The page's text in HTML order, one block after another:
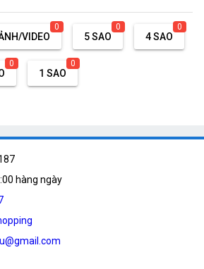
VIDEO
0
5 SAO
0
4 SAO
0
0
1 SAO
0
hàng ngày